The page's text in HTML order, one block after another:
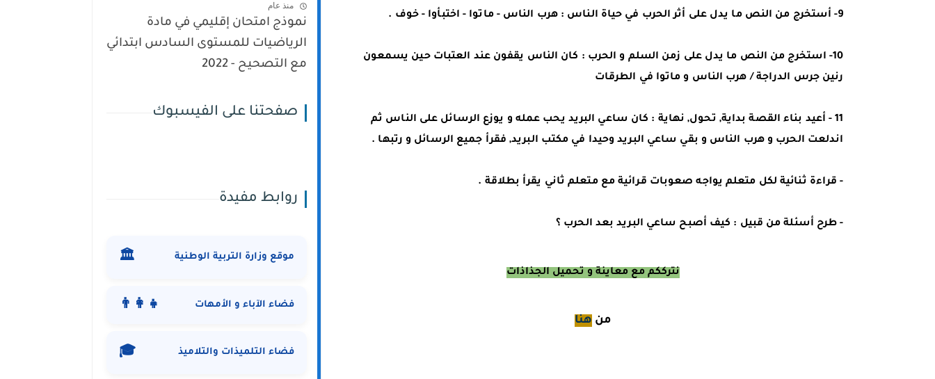
9- أستخرج من النص ما يدل على أثر الحرب في حياة الناس : هرب الناس - ماتوا - اختبأوا - خوف .
10- استخرج من النص ما يدل على زمن السلم و الحرب : كان الناس يقفون عند العتبات حين يسمعون
رنين جرس الدراجة / هرب الناس و ماتوا في الطرقات
11 - أعيد بناء القصة بداية, تحول, نهاية : كان ساعي البريد يحب عمله و يوزع الرسائل على الناس ثم
اندلعت الحرب و هرب الناس و بقي ساعي البريد وحيدا في مكتب البريد, فقرأ جميع الرسائل و رتبها .
- قراءة ثنائية لكل متعلم يواجه صعوبات قرائية مع متعلم ثاني يقرأ بطلاقة .
- طرح أسئلة من قبيل : كيف أصبح ساعي البريد بعد الحرب ؟
نترككم مع معاينة و تحميل الجذاذات
من هنا
منذ عام
نموذج امتحان إقليمي في مادة
الرياضيات للمستوى السادس ابتدائي
مع التصحيح - 2022
صفحتنا على الفيسبوك
روابط مفيدة
موقع وزارة التربية الوطنية 🏛️
فضاء الآباء و الأمهات 👨‍👩‍👧
فضاء التلميذات والتلاميذ 🎓